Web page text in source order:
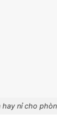
hay nỉ cho